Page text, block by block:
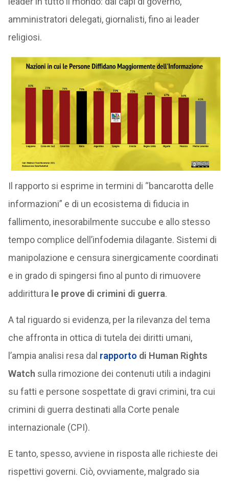
amministratori delegati, giornalisti, fino ai leader
religiosi.
Il rapporto si esprime in termini di “bancarotta delle
informazioni” e di un ecosistema di fiducia in
fallimento, inesorabilmente succube e allo stesso
tempo complice dell’infodemia dilagante. Sistemi di
manipolazione e censura sinergicamente coordinati
e in grado di spingersi fino al punto di rimuovere
addirittura le prove di crimini di guerra.
A tal riguardo si evidenza, per la rilevanza del tema
che affronta in ottica di tutela dei diritti umani,
l’ampia analisi resa dal rapporto di Human Rights
Watch sulla rimozione dei contenuti utili a indagini
su fatti e persone sospettate di gravi crimini, tra cui
crimini di guerra destinati alla Corte penale
internazionale (CPI).
E tanto, spesso, avviene in risposta alle richieste dei
rispettivi governi. Ciò, ovviamente, malgrado sia